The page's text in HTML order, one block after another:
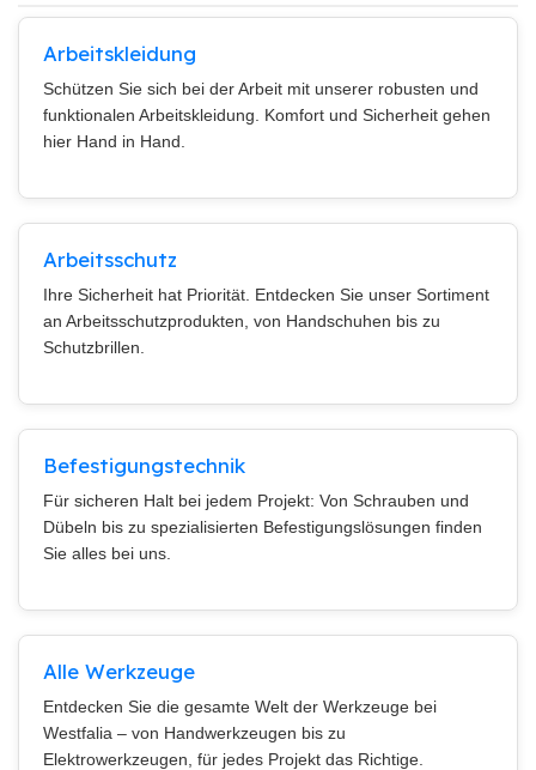
Arbeitskleidung
Schützen Sie sich bei der Arbeit mit unserer robusten und
funktionalen Arbeitskleidung. Komfort und Sicherheit gehen
hier Hand in Hand.
Arbeitsschutz
Ihre Sicherheit hat Priorität. Entdecken Sie unser Sortiment
an Arbeitsschutzprodukten, von Handschuhen bis zu
Schutzbrillen.
Befestigungstechnik
Für sicheren Halt bei jedem Projekt: Von Schrauben und
Dübeln bis zu spezialisierten Befestigungslösungen finden
Sie alles bei uns.
Alle Werkzeuge
Entdecken Sie die gesamte Welt der Werkzeuge bei
Westfalia – von Handwerkzeugen bis zu
Elektrowerkzeugen, für jedes Projekt das Richtige.